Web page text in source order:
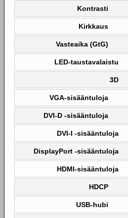
Kontrasti
Kirkkaus
Vasteaika (GtG)
LED-taustavalaistu
3D
VGA-sisääntuloja
DVI-D -sisääntuloja
DVI-I -sisääntuloja
DisplayPort -sisääntuloja
HDMI-sisääntuloja
HDCP
USB-hubi